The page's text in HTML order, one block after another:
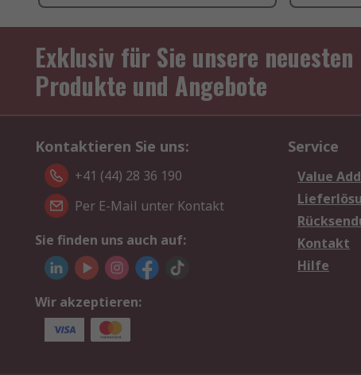
Exklusiv für Sie unsere neuesten
Produkte und Angebote
Kontaktieren Sie uns:
+41 (44) 28 36 190
Per E-Mail unter Kontakt
Sie finden uns auch auf:
Wir akzeptieren:
Service
Value
Kontakt
Hilfe